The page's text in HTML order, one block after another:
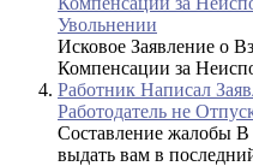
Увольнении
Исковое Заявление о
Компенсации за
Работник Написал
Работодатель не
Составление жалобы В
выдать вам в